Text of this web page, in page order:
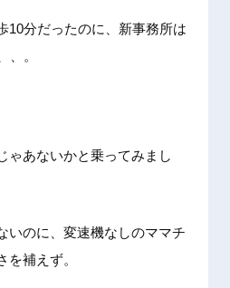
10分だったのに、新事務所は
、。
ゃあないかと乗ってみまし
いのに、変速機なしのママチ
を補えず。